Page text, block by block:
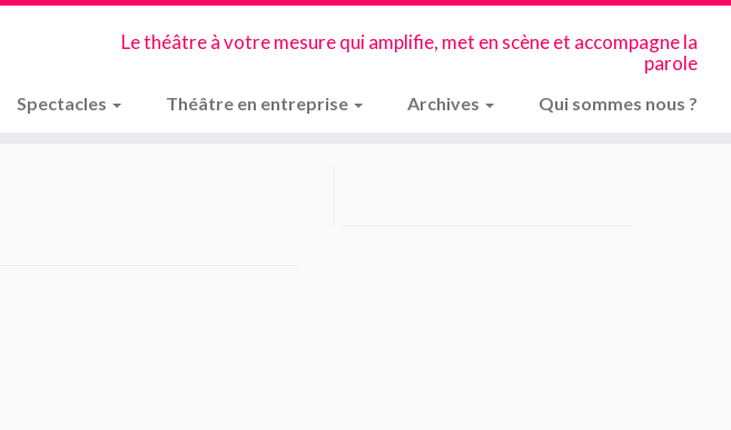
Le théâtre à votre mesure qui amplifie, met en scène et accompagne la
parole
Spectacles Théâtre en entreprise Archives Qui sommes nous ?